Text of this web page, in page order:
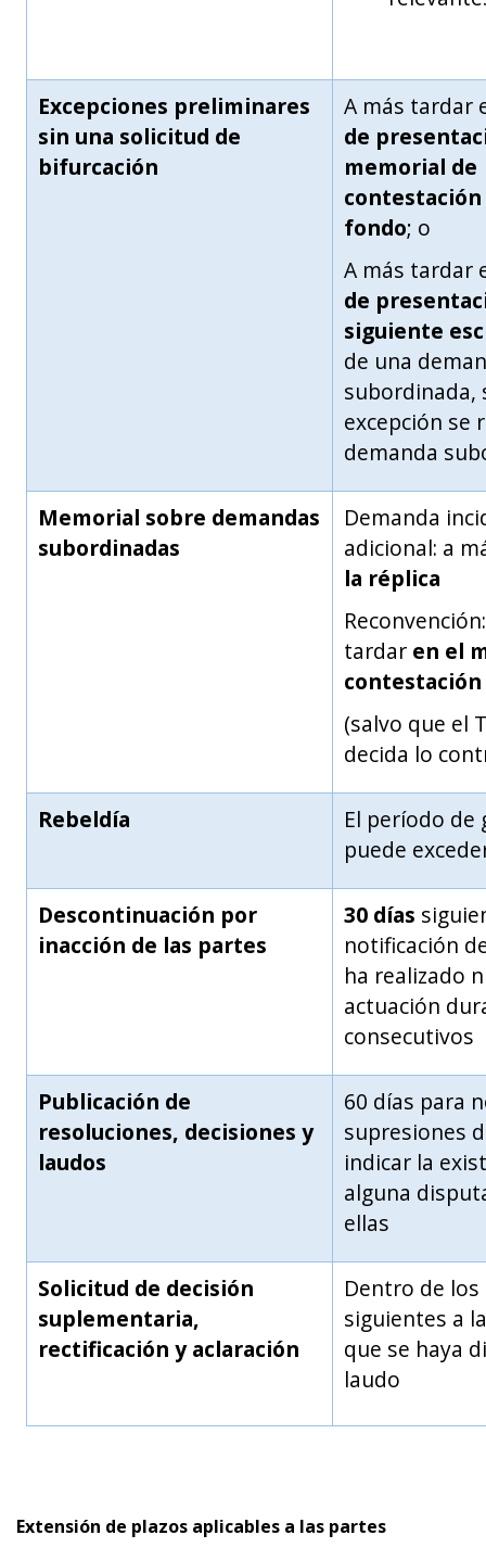
Excepciones preliminares
sin una solicitud de
bifurcación
A más tardar
de
memorial de
fondo; o
A más tardar
de
siguiente
de una
subordinada,
excepción se
demanda
Memorial sobre demandas
subordinadas
Demanda
adicional: a
la réplica
tardar en el
contestación
(salvo que el
decida lo
Rebeldía
El período de
puede
Descontinuación por
inacción de las partes
30 días
notificación
ha realizado
actuación
consecutivos
Publicación de
resoluciones, decisiones y
laudos
60 días para
supresiones
indicar la
alguna
ellas
Solicitud de decisión
suplementaria,
rectificación y aclaración
Dentro de los
siguientes a
que se haya
laudo
Extensión de plazos aplicables a las partes